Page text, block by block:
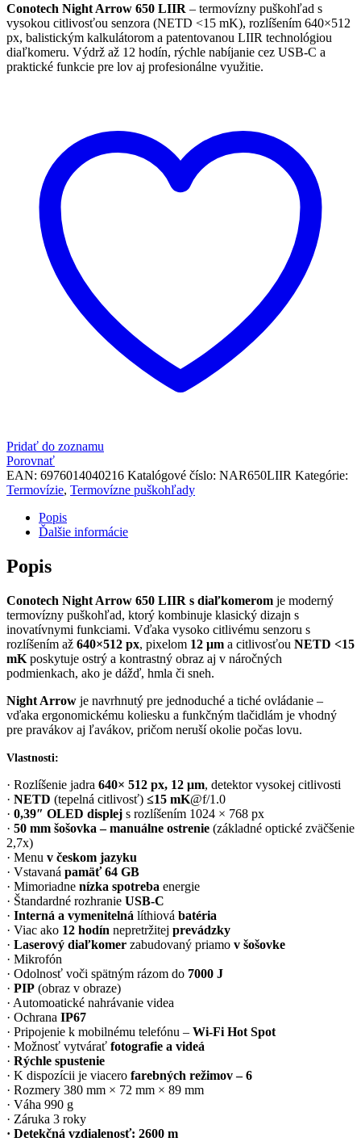
Conotech Night Arrow 650 LIIR – termovízny puškohľad s
vysokou citlivosťou senzora (NETD <15 mK), rozlíšením 640×512
px, balistickým kalkulátorom a patentovanou LIIR technológiou
diaľkomeru. Výdrž až 12 hodín, rýchle nabíjanie cez USB-C a
praktické funkcie pre lov aj profesionálne využitie.
Pridať do zoznamu
Porovnať
EAN: 6976014040216 Katalógové číslo: NAR650LIIR Kategórie:
Termovízie, Termovízne puškohľady
Popis
Ďalšie informácie
Popis
Conotech Night Arrow 650 LIIR s diaľkomerom je moderný
termovízny puškohľad, ktorý kombinuje klasický dizajn s
inovatívnymi funkciami. Vďaka vysoko citlivému senzoru s
rozlíšením až 640×512 px, pixelom 12 μm a citlivosťou NETD <15
mK poskytuje ostrý a kontrastný obraz aj v náročných
podmienkach, ako je dážď, hmla či sneh.
Night Arrow je navrhnutý pre jednoduché a tiché ovládanie –
vďaka ergonomickému koliesku a funkčným tlačidlám je vhodný
pre pravákov aj ľavákov, pričom neruší okolie počas lovu.
Vlastnosti:
· Rozlíšenie jadra 640× 512 px, 12 μm, detektor vysokej citlivosti
· NETD (tepelná citlivosť) ≤15 mK@f/1.0
· 0,39″ OLED displej s rozlíšením 1024 × 768 px
· 50 mm šošovka – manuálne ostrenie (základné optické zväčšenie
2,7x)
· Menu v českom jazyku
· Vstavaná pamäť 64 GB
· Mimoriadne nízka spotreba energie
· Štandardné rozhranie USB-C
· Interná a vymenitelná líthiová batéria
· Viac ako 12 hodín nepretržitej prevádzky
· Laserový diaľkomer zabudovaný priamo v šošovke
· Mikrofón
· Odolnosť voči spätným rázom do 7000 J
· PIP (obraz v obraze)
· Automoatické nahrávanie videa
· Ochrana IP67
· Pripojenie k mobilnému telefónu – Wi-Fi Hot Spot
· Možnosť vytvárať fotografie a videá
· Rýchle spustenie
· K dispozícii je viacero farebných režimov – 6
· Rozmery 380 mm × 72 mm × 89 mm
· Váha 990 g
· Záruka 3 roky
· Detekčná vzdialenosť: 2600 m